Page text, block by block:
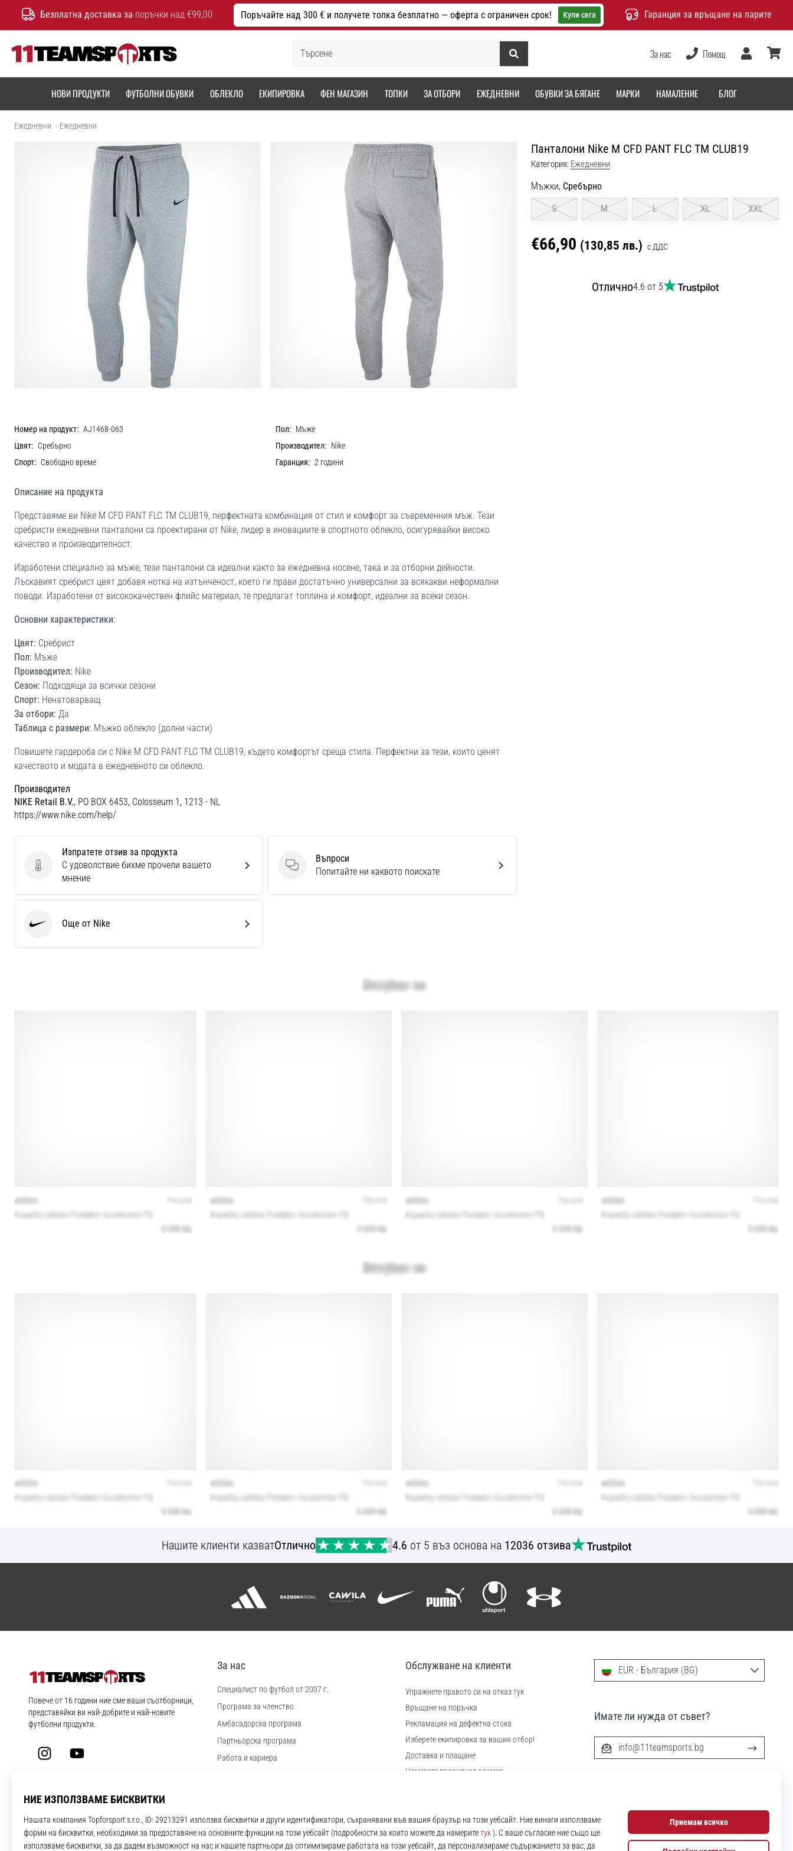
Безплатна доставка за поръчки над €99,00 Поръчайте над 300 € и получете топка безплатно — оферта с ограничен срок! Купи сега Гаранция за връщане на парите
Търсене
За нас Помощ
Потребител
НОВИ ПРОДУКТИ ФУТБОЛНИ ОБУВКИ ОБЛЕКЛО ЕКИПИРОВКА ФЕН МАГАЗИН ТОПКИ ЗА ОТБОРИ ЕЖЕДНЕВНИ ОБУВКИ ЗА БЯГАНЕ МАРКИ НАМАЛЕНИЕ БЛОГ
Ежедневни Ежедневни
Панталони Nike M CFD PANT FLC TM CLUB19
Категория: Ежедневни
Мъжки, Сребърно
S
M L XL XXL
€66,90 (130,85 лв.) с ДДС
Отлично4.6 от 5
Номер на продукт: AJ1468-063 Пол: Мъже
Цвят: Сребърно Производител: Nike
Спорт: Свободно време Гаранция: 2 години
Описание на продукта
Представяме ви Nike M CFD PANT FLC TM CLUB19, перфектната комбинация от стил и комфорт за съвременния мъж. Тези
сребристи ежедневни панталони са проектирани от Nike, лидер в иновациите в спортното облекло, осигурявайки високо
качество и производителност.
Изработени специално за мъже, тези панталони са идеални както за ежедневна носене, така и за отборни дейности.
Лъскавият сребрист цвят добавя нотка на изтънченост, което ги прави достатъчно универсални за всякакви неформални
поводи. Изработени от висококачествен флийс материал, те предлагат топлина и комфорт, идеални за всеки сезон.
Основни характеристики:
Цвят: Сребрист
Пол: Мъже
Производител: Nike
Сезон: Подходящи за всички сезони
Спорт: Ненатоварващ
За отбори: Да
Таблица с размери: Мъжко облекло (долни части)
Повишете гардероба си с Nike M CFD PANT FLC TM CLUB19, където комфортът среща стила. Перфектни за тези, които ценят
качеството и модата в ежедневното си облекло.
Производител
NIKE Retail B.V., PO BOX 6453, Colosseum 1, 1213 - NL
https://www.nike.com/help/
Изпратете отзив за продукта
Изпратете отзив за продукта
С удоволствие бихме прочели вашето
мнение
Въпроси
Въпроси
Попитайте ни каквото поискате
Още от Nike
Нашите клиенти казватОтлично 4.6 от 5 въз основа на 12036 отзива
11teamsports.bg
Повече от 16 години ние сме ваши съотборници,
представяйки ви най-добрите и най-новите
футболни продукти.
InstagramYouTube
За нас
Специалист по футбол от 2007 г.
Програма за членство
Aмбасадорска програма
Партньорска програма
Работа и кариера
Обслужване на клиенти
Упражнете правото си на отказ тук
Връщане на поръчка
Рекламация на дефектна стока
Изберете екипировка за вашия отбор!
Доставка и плащане
Намерете правилния размер
Политика за поверителност
EUR - България (BG)
Имате ли нужда от съвет?
info@11teamsports.bg